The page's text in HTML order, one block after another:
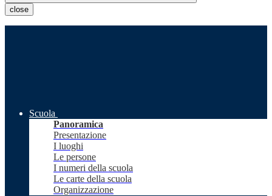
close
Scuola
Panoramica
Presentazione
I luoghi
Le persone
I numeri della scuola
Le carte della scuola
Organizzazione